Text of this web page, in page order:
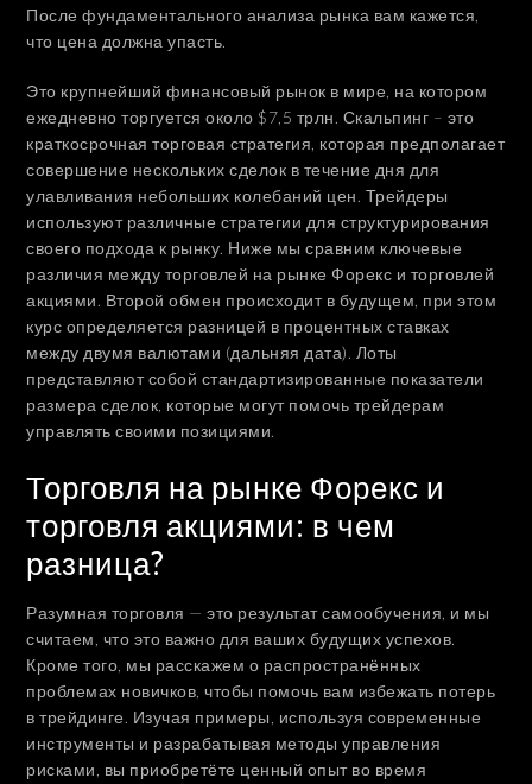
После фундаментального анализа рынка вам кажется,
что цена должна упасть.
Это крупнейший финансовый рынок в мире, на котором
ежедневно торгуется около $7,5 трлн. Скальпинг – это
краткосрочная торговая стратегия, которая предполагает
совершение нескольких сделок в течение дня для
улавливания небольших колебаний цен. Трейдеры
используют различные стратегии для структурирования
своего подхода к рынку. Ниже мы сравним ключевые
различия между торговлей на рынке Форекс и торговлей
акциями. Второй обмен происходит в будущем, при этом
курс определяется разницей в процентных ставках
между двумя валютами (дальняя дата). Лоты
представляют собой стандартизированные показатели
размера сделок, которые могут помочь трейдерам
управлять своими позициями.
Торговля на рынке Форекс и
торговля акциями: в чем
разница?
Разумная торговля — это результат самообучения, и мы
считаем, что это важно для ваших будущих успехов.
Кроме того, мы расскажем о распространённых
проблемах новичков, чтобы помочь вам избежать потерь
в трейдинге. Изучая примеры, используя современные
инструменты и разрабатывая методы управления
рисками, вы приобретёте ценный опыт во время